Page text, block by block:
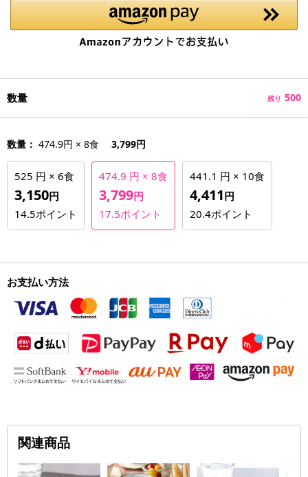
数量 残り 500
数量： 474.9円 × 8食 3,799円
525 円 × 6食
3,150円
14.5ポイント
474.9 円 × 8食
3,799円
17.5ポイント
441.1 円 × 10食
4,411円
20.4ポイント
お支払い方法
関連商品